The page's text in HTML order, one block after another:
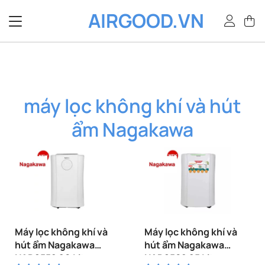
qua
dung
AIRGOOD.VN
máy lọc không khí và hút
ẩm Nagakawa
Máy lọc không khí và
hút ẩm Nagakawa
NAD8559 20 Lit
Máy lọc không khí và
hút ẩm Nagakawa
NAD8569 25 Lit